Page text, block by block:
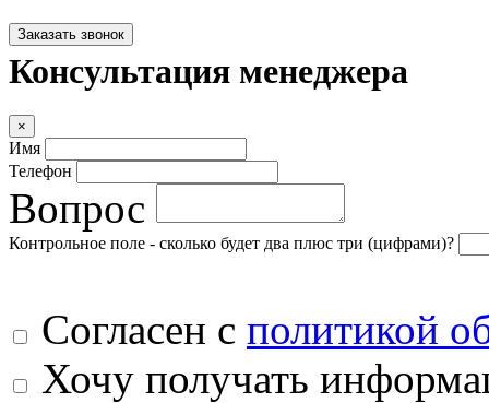
Заказать звонок
Консультация менеджера
×
Имя
Телефон
Вопрос
Контрольное поле - сколько будет два плюс три (цифрами)?
Согласен с политикой
Хочу получать